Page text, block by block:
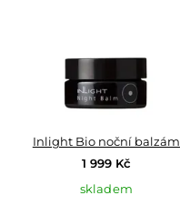
Inlight Bio noční balzám
1 999 Kč
skladem